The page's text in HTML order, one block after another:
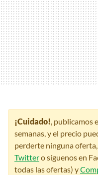
¡Cuidado!, publicamos
semanas, y el precio
perderte ninguna oferta,
Twittero síguenos en
todas las ofertas) y